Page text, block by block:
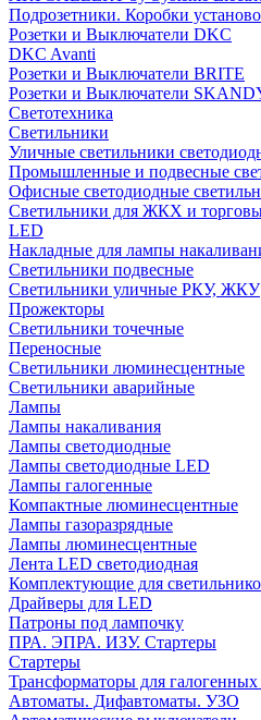
Подрозетники. Коробки
Розетки и Выключатели DKC
DKC Avanti
Розетки и Выключатели BRITE
Розетки и Выключатели
Светотехника
Светильники
Уличные светильники
Промышленные и подвесные
Офисные светодиодные
Светильники для ЖКХ и
LED
Накладные для лампы
Светильники подвесные
Светильники уличные РКУ, ЖКУ
Прожекторы
Cветильники точечные
Переносные
Светильники люминесцентные
Светильники аварийные
Лампы
Лампы накаливания
Лампы светодиодные
Лампы светодиодные LED
Лампы галогенные
Компактные люминесцентные
Лампы газоразрядные
Лампы люминесцентные
Лента LED светодиодная
Комплектующие для
Драйверы для LED
Патроны под лампочку
ПРА. ЭПРА. ИЗУ. Стартеры
Стартеры
Трансформаторы для
Автоматы. Дифавтоматы. УЗО